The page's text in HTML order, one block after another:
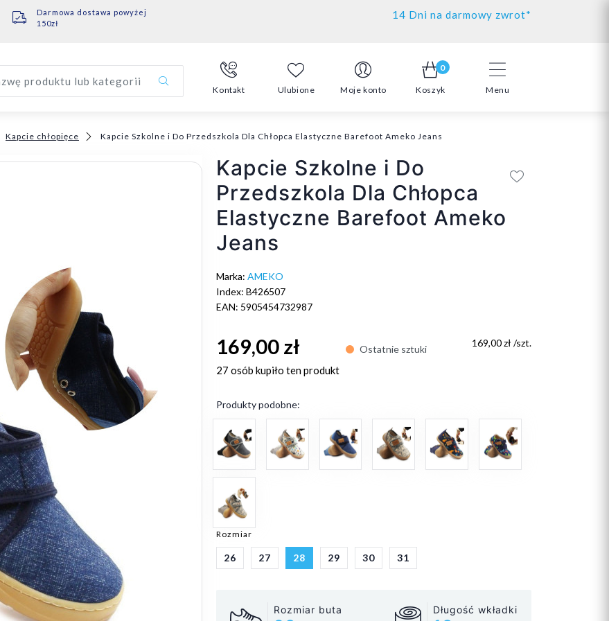
Darmowa dostawa powyżej
150zł
14 Dni na darmowy zwrot*
Menu
produktu lub kategorii
Kontakt Ulubione Moje konto
0
Koszyk
Kapcie chłopięce Kapcie Szkolne i Do Przedszkola Dla Chłopca Elastyczne Barefoot Ameko Jeans
Kapcie Szkolne i Do
Przedszkola Dla Chłopca
Elastyczne Barefoot Ameko
Jeans
Marka: AMEKO
Index: B426507
EAN: 5905454732987
169,00 zł Ostatnie sztuki
169,00 zł /szt.
27 osób kupiło ten produkt
Produkty podobne:
Rozmiar
26 27 28 29 30 31
Rozmiar buta Długość wkładki